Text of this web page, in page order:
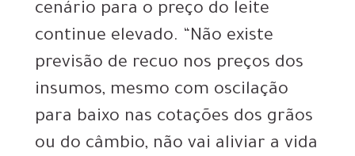
cenário para o preço do leite
continue elevado. “Não existe
previsão de recuo nos preços dos
insumos, mesmo com oscilação
para baixo nas cotações dos grãos
ou do câmbio, não vai aliviar a vida